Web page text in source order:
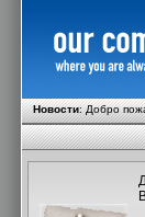
Новости:Добро